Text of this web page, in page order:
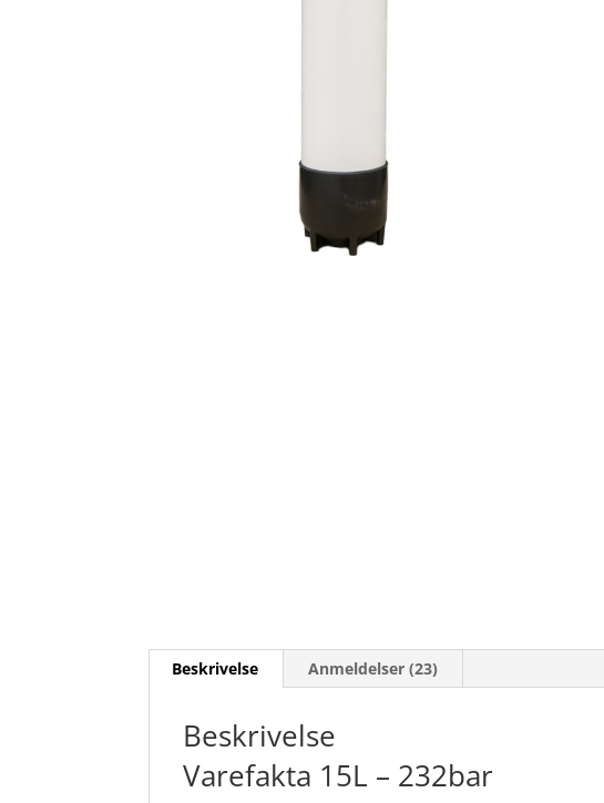
Beskrivelse Anmeldelser (23)
Beskrivelse
Varefakta 15L – 232bar